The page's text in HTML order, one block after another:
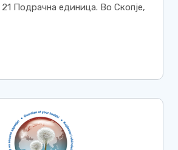
21 Подрачна единица. Во Скопје,